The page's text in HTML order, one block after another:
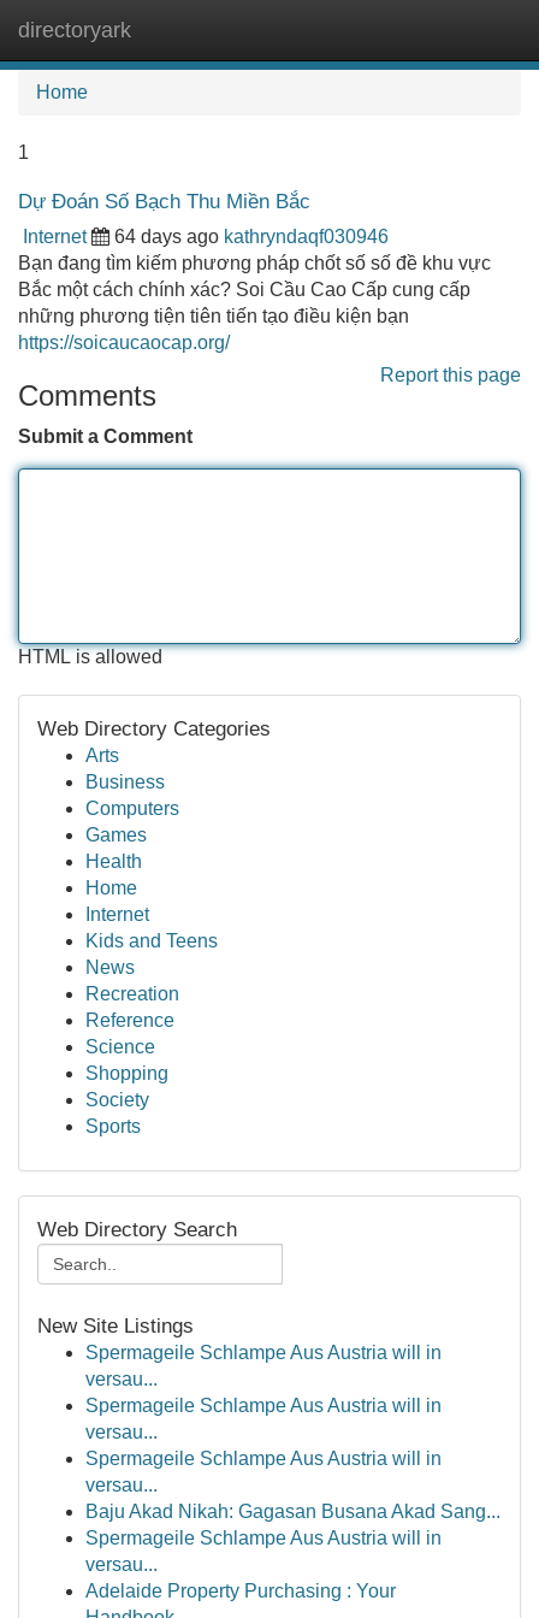
directoryark
Home
1
Dự Đoán Số Bạch Thu Miền Bắc
Internet 64 days ago kathryndaqf030946
Bạn đang tìm kiếm phương pháp chốt số số đề khu vực
Bắc một cách chính xác? Soi Cầu Cao Cấp cung cấp
những phương tiện tiên tiến tạo điều kiện bạn
https://soicaucaocap.org/
Report this page
Comments
Submit a Comment
HTML is allowed
Web Directory Categories
Arts
Business
Computers
Games
Health
Home
Internet
Kids and Teens
News
Recreation
Reference
Science
Shopping
Society
Sports
Web Directory Search
New Site Listings
Spermageile Schlampe Aus Austria will in
versau...
Spermageile Schlampe Aus Austria will in
versau...
Spermageile Schlampe Aus Austria will in
versau...
Baju Akad Nikah: Gagasan Busana Akad Sang...
Spermageile Schlampe Aus Austria will in
versau...
Adelaide Property Purchasing : Your